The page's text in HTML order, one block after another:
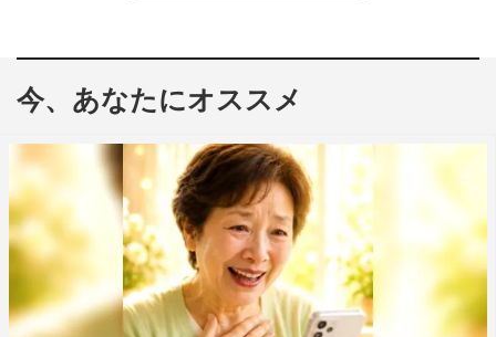
今、あなたにオススメ